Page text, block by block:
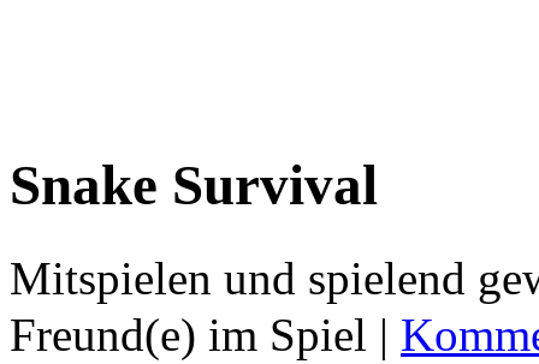
Snake Survival
Mitspielen und spielend
Freund(e) im Spiel |